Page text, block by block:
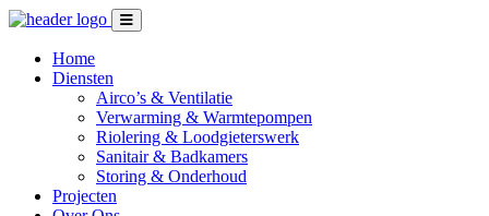
Home
Diensten
Airco’s & Ventilatie
Verwarming & Warmtepompen
Riolering & Loodgieterswerk
Sanitair & Badkamers
Storing & Onderhoud
Projecten